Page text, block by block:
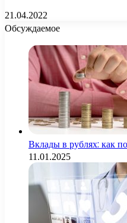
21.04.2022
Обсуждаемое
Вклады в рублях: как
11.01.2025